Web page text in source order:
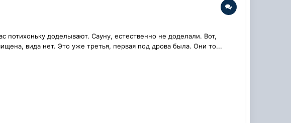
потихоньку доделывают. Сауну, естественно не доделали. Вот,
вида нет. Это уже третья, первая под дрова была. Они то...